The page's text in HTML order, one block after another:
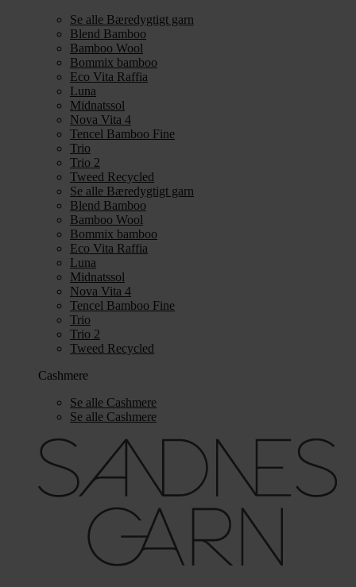
Se alle Bæredygtigt garn
Blend Bamboo
Bamboo Wool
Bommix bamboo
Eco Vita Raffia
Luna
Midnatssol
Nova Vita 4
Tencel Bamboo Fine
Trio
Trio 2
Tweed Recycled
Se alle Bæredygtigt garn
Blend Bamboo
Bamboo Wool
Bommix bamboo
Eco Vita Raffia
Luna
Midnatssol
Nova Vita 4
Tencel Bamboo Fine
Trio
Trio 2
Tweed Recycled
Cashmere
Se alle Cashmere
Se alle Cashmere